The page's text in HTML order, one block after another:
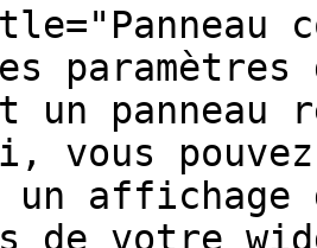
un
pouvez
un
de votre